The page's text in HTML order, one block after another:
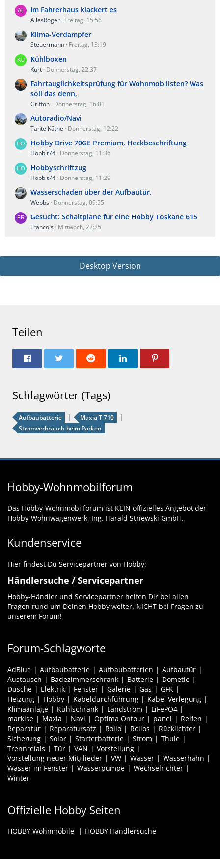
Im Fahrerhaus klackert es
AllesRoger Freitag, 15:56
Klima-Verdampfer
Steuermann Freitag, 13:19
Kühlboxen
Kurt Donnerstag, 22:37
Fahrtauglichkeitsprüfung für Wohnmobilisten? Was
soll das denn,
Griffon Donnerstag, 16:01
Autoradio/Navi
Tante Käthe Donnerstag, 12:22
Hobby Drive 70GE Premium, Heckbeschriftung
Hobbit74 Donnerstag, 11:36
Hobbyschriftzug
Hobbit74 Donnerstag, 11:29
Wasserschaden über der Aufbautür.
Webbs Donnerstag, 09:55
Gesucht: Schaltplane fur eine Hobby Toskane 615
Francois Mittwoch, 22:25
Desktop Version
Teilen
Schlagwörter (Tags)
Aufbaubatterie
Maxia T 710
Stromverbrauch beim Parken
Hobby-Wohnmobilforum
Das Hobby-Wohnmobilforum ist KEIN offizielles Angebot der
Hobby-Wohnwagenwerk, Ing. Harald Striewski GmbH.
Kundenservice
Hier findest Du Servicepartner von Hobby:
Händlersuche / Servicepartner
Hobby-Händler und Servicepartner helfen Dir bei allen
Fragen rund um Deinen Hobby weiter. NICHT bei Fragen zu
unserem Forum!
Forum-Schlagworte
AdBlue Aufbaubatterie Aufbaubatterien
Aufbautür
Austausch
Badezimmerschrank Batterie
Dometic
Dusche
Elektrik Fenster Galerie Gas
GFK
Heizung
Hobby Kabeldurchführung
Kabel Verlegung
Klimaanlage
Kühlschrank Landstrom
LiFePO4
markise
Maxia Navi Optima Ontour panel
Reifen
Reparatur
Reparatursatz Rollo Rollos
Rücklichter
Sicherung
Solar Starterbatterie Strom
Thule
Trennrelais
Tür VAN
Vorstellung
Vorstellung neuer Mitglieder
VW Wasser
Wasserhahn
Wasser im Fenster
Wasserpumpe
Wechselrichter
Winter
Offizielle Hobby Seiten
HOBBY Wohnmobile HOBBY Händlersuche